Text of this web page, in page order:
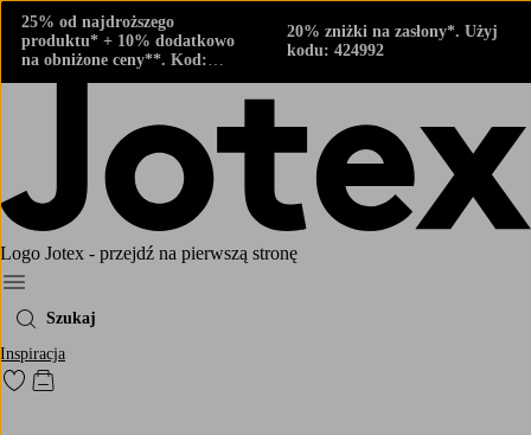
25% od najdroższego
produktu* + 10% dodatkowo
na obniżone ceny**. Kod:
424882
20% zniżki na zasłony*. Użyj
kodu: 424992
Logo Jotex - przejdź na pierwszą stronę
Menu
Szukaj
Inspiracja
Przejdź do ulubionych oznaczonych produktów
Przejdź do koszyka